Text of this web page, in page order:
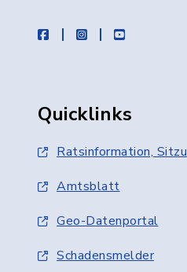
facebookinstagramyoutube
Quicklinks
Ratsinformation,
Amtsblatt
Geo-Datenportal
Schadensmelder